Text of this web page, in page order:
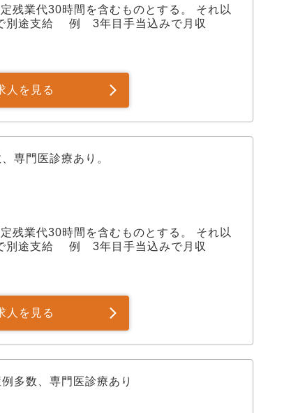
残業代30時間を含むものとする。 それ以
別途支給 例 3年目手当込みで月収
人を見る
専門医診療あり。
残業代30時間を含むものとする。 それ以
別途支給 例 3年目手当込みで月収
人を見る
数、専門医診療あり